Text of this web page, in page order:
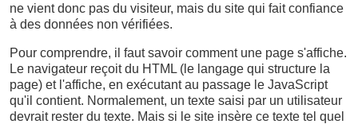
ne vient donc pas du visiteur, mais du site qui fait confiance
à des données non vérifiées.
Pour comprendre, il faut savoir comment une page s'affiche.
Le navigateur reçoit du HTML (le langage qui structure la
page) et l'affiche, en exécutant au passage le JavaScript
qu'il contient. Normalement, un texte saisi par un utilisateur
devrait rester du texte. Mais si le site insère ce texte tel quel